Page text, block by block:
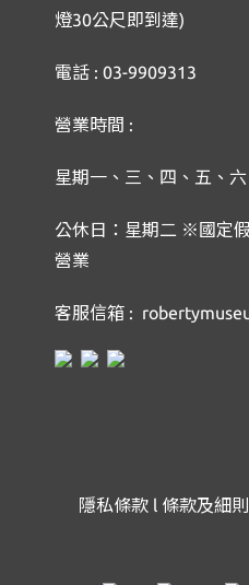
燈30公尺即到達)
電話 : 03-9909313
營業時間 :
星期一、三、四、五、
公休日：星期二 ※國定
營業
客服信箱 :
隱私條款l 條款及細則